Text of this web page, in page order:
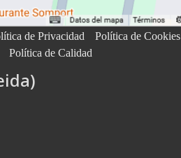
de Privacidad
Política de Cookies
Política de Calidad